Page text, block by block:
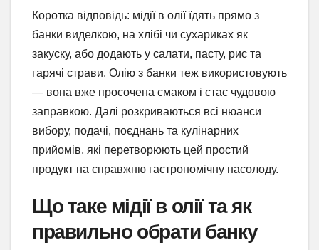
Коротка відповідь: мідії в олії їдять прямо з
банки виделкою, на хлібі чи сухариках як
закуску, або додають у салати, пасту, рис та
гарячі страви. Олію з банки теж використовують
— вона вже просочена смаком і стає чудовою
заправкою. Далі розкриваються всі нюанси
вибору, подачі, поєднань та кулінарних
прийомів, які перетворюють цей простий
продукт на справжню гастрономічну насолоду.
Що таке мідії в олії та як
правильно обрати банку